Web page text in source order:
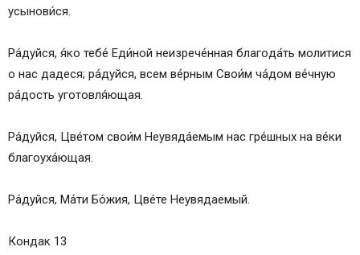
усынови́ся.
Ра́­дуй­ся, я́ко те­бе́ Еди́ной не­из­ре­че́н­ная бла­го­да́ть мо­ли­ти­ся
о нас да­де­ся; ра́­дуй­ся, всем ве́р­ным Сво­и́м ча́­дом ве́ч­ную
ра́­дость уготовля́ющая.
Ра́­дуй­ся, Цве́том сво­и́м Неувяда́емым нас гре́ш­ных на ве́­ки
благоуха́ющая.
Ра́­дуй­ся, Ма́­ти Бо́­жия, Цве́­те Не­увя­да­емый.
Кондак 13